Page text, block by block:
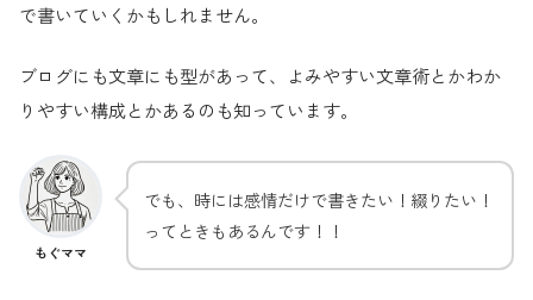
で書いていくかもしれません。
ブログにも文章にも型があって、よみやすい文章術とかわか
りやすい構成とかあるのも知っています。
もぐママ
でも、時には感情だけで書きたい！綴りたい！
ってときもあるんです！！